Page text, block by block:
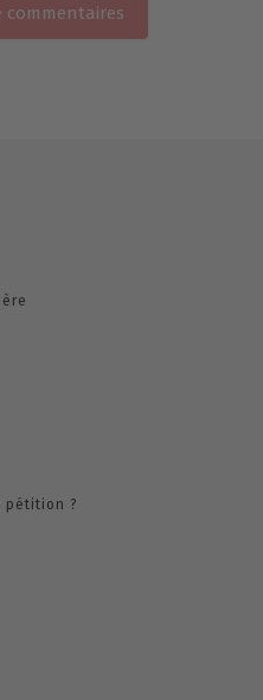
commentaires
pétition ?